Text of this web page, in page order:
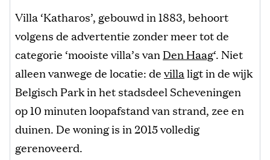
Villa ‘Katharos’, gebouwd in 1883, behoort
volgens de advertentie zonder meer tot de
categorie ‘mooiste villa’s van Den Haag‘. Niet
alleen vanwege de locatie: devillaligt in de wijk
Belgisch Park in het stadsdeel Scheveningen
op 10 minuten loopafstand van strand, zee en
duinen. De woning is in 2015 volledig
gerenoveerd.